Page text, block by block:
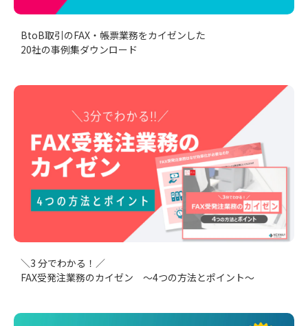
BtoB取引のFAX・帳票業務をカイゼンした
20社の事例集ダウンロード
＼3 分でわかる！／
FAX受発注業務のカイゼン ～4つの方法とポイント～